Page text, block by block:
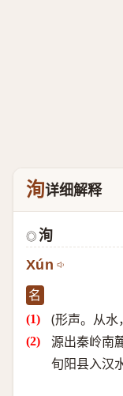
洵详细解释
◎ 洵
Xún
名
(形声。从水
源出秦岭南
旬阳县入汉